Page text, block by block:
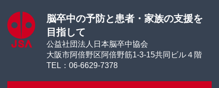
脳卒中の予防と患者・家族の支援を
目指して
公益社団法人日本脳卒中協会
大阪市阿倍野区阿倍野筋1-3-15共同ビル４階
TEL：06-6629-7378